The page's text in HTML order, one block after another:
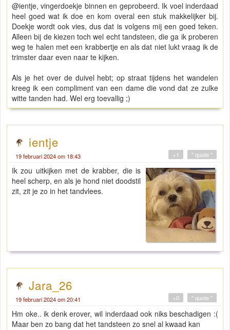
@ientje, vingerdoekje binnen en geprobeerd. Ik voel inderdaad
heel goed wat ik doe en kom overal een stuk makkelijker bij.
Doekje wordt ook vies, dus dat is volgens mij een goed teken.
Alleen bij de kiezen toch wel echt tandsteen, die ga ik proberen
weg te halen met een krabbertje en als dat niet lukt vraag ik de
trimster daar even naar te kijken.
Als je het over de duivel hebt; op straat tijdens het wandelen
kreeg ik een compliment van een dame die vond dat ze zulke
witte tanden had. Wel erg toevallig ;)
ientje
19 februari 2024 om 18:43 " quote "
+1
Ik zou uitkijken met de krabber, die is
heel scherp, en als je hond niet doodstil
zit, zit je zo in het tandvlees.
Jara_26
19 februari 2024 om 20:41 " quote "
+0
Hm oke.. ik denk erover, wil inderdaad ook niks beschadigen :(
Maar ben zo bang dat het tandsteen zo snel al kwaad kan